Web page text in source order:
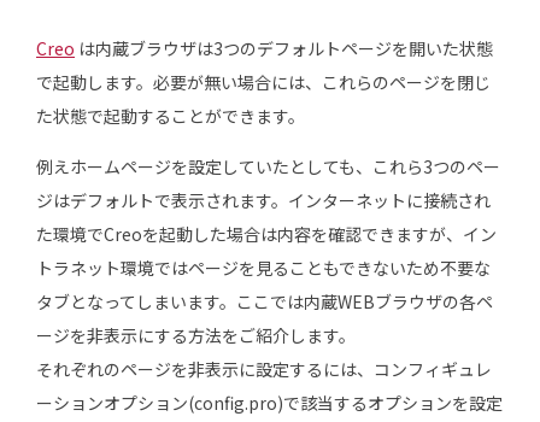
Creo は内蔵ブラウザは3つのデフォルトページを開いた状態
で起動します。必要が無い場合には、これらのページを閉じ
た状態で起動することができます。
例えホームページを設定していたとしても、これら3つのペー
ジはデフォルトで表示されます。インターネットに接続され
た環境でCreoを起動した場合は内容を確認できますが、イン
トラネット環境ではページを見ることもできないため不要な
タブとなってしまいます。ここでは内蔵WEBブラウザの各ペ
ージを非表示にする方法をご紹介します。
それぞれのページを非表示に設定するには、コンフィギュレ
ーションオプション(config.pro)で該当するオプションを設定